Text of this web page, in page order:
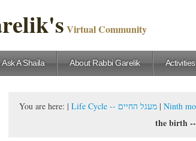
Virtual Community
Ask A Shaila About Rabbi Garelik Activities
You are here: | Life Cycle -- מעגל החיים |